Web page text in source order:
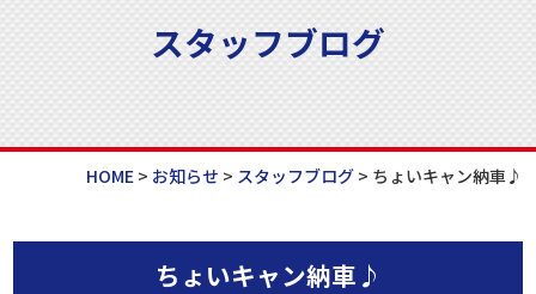
スタッフブログ
HOME> お知らせ > スタッフブログ> ちょいキャン納車♪
ちょいキャン納車♪